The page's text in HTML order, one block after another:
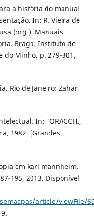
a história do manual
In: R. Vieira de
(org.). Manuais
Braga: Instituto de
do Minho, p. 279-301,
Rio de Janeiro: Zahar
In: FORACCHI,
1982. (Grandes
em karl mannheim.
195, 2013. Disponível
article/viewFile/